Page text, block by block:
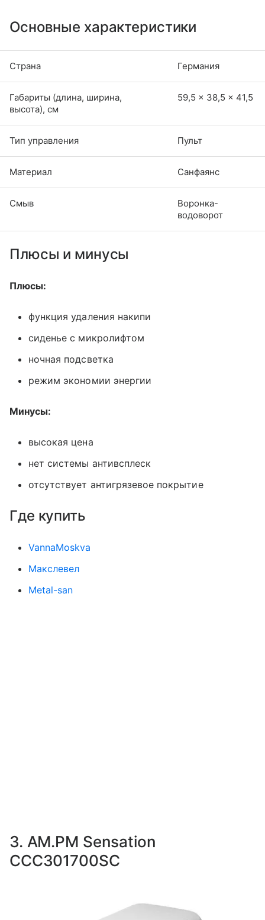
Основные характеристики
Страна Германия
Габариты (длина, ширина,
высота), см
59,5 × 38,5 × 41,5
Тип управления Пульт
Материал Санфаянс
Смыв
Воронка-
водоворот
Плюсы и минусы
Плюсы:
функция удаления накипи
сиденье с микролифтом
ночная подсветка
режим экономии энергии
Минусы:
высокая цена
нет системы антивсплеск
отсутствует антигрязевое покрытие
Где купить
VannaMoskva
Макслевел
Metal-san
3. AM.PM Sensation
CCC301700SC